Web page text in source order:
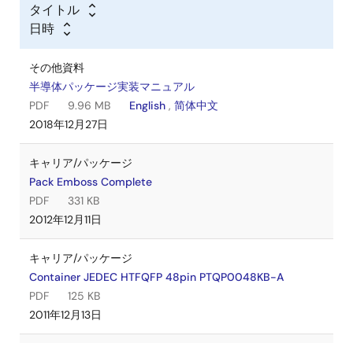
タイトル
日時
その他資料
半導体パッケージ実装マニュアル
PDF
9.96 MB English , 简体中文
2018年12月27日
キャリア/パッケージ
Pack Emboss Complete
PDF
331 KB
2012年12月11日
キャリア/パッケージ
Container JEDEC HTFQFP 48pin PTQP0048KB-A
PDF
125 KB
2011年12月13日